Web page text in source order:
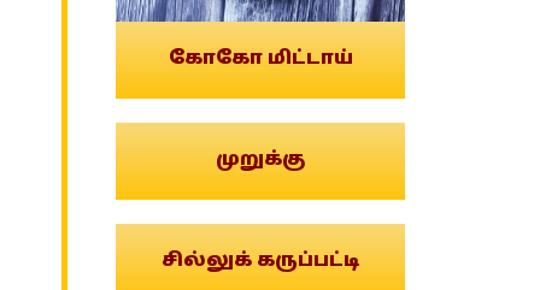
கோகோ மிட்டாய்
முறுக்கு
சில்லுக் கருப்பட்டி